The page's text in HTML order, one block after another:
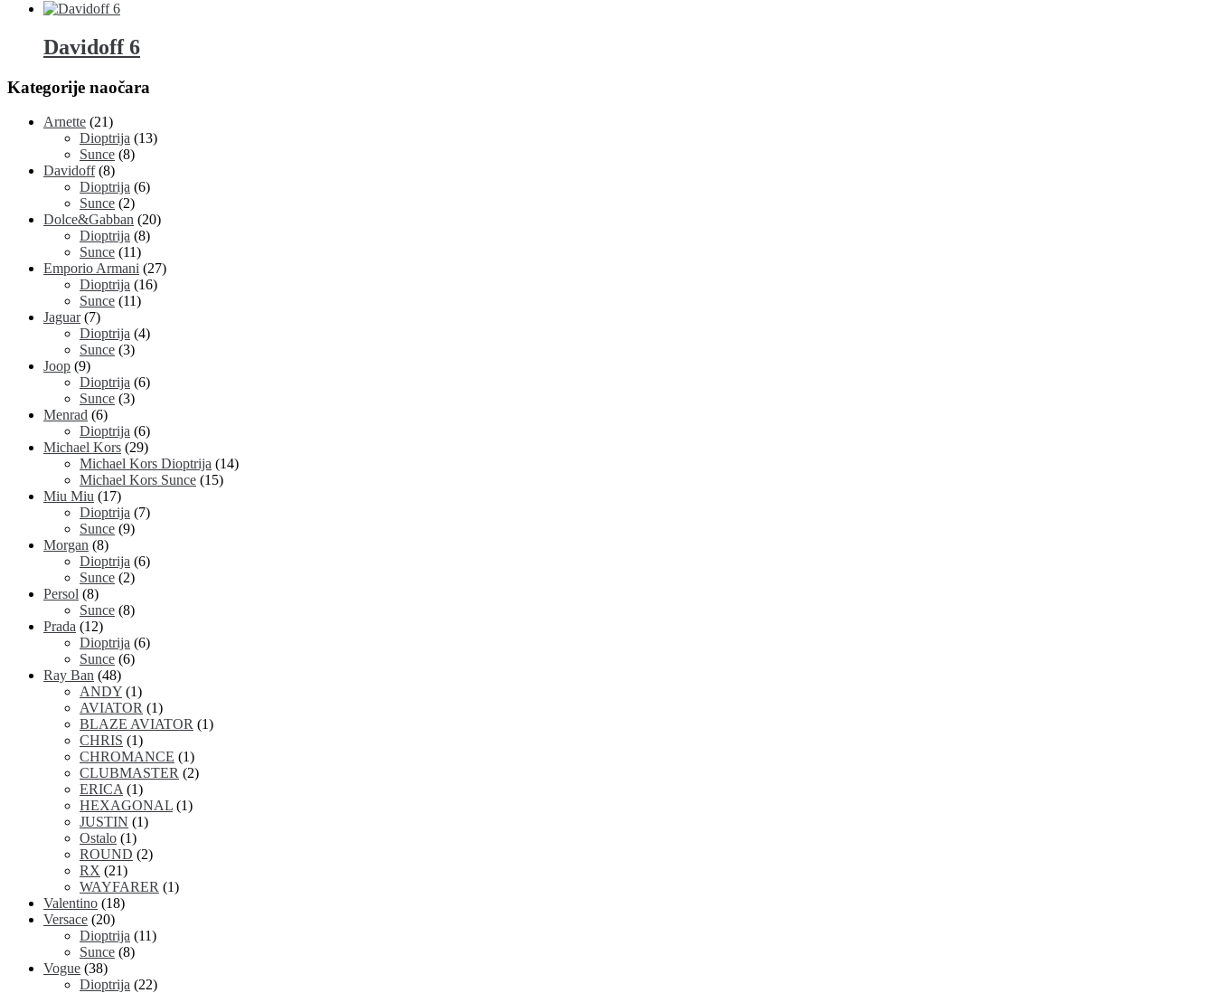
Davidoff 6
Kategorije naočara
Arnette (21)
Dioptrija (13)
Sunce (8)
Davidoff (8)
Dioptrija (6)
Sunce (2)
Dolce&Gabban (20)
Dioptrija (8)
Sunce (11)
Emporio Armani (27)
Dioptrija (16)
Sunce (11)
Jaguar (7)
Dioptrija (4)
Sunce (3)
Joop (9)
Dioptrija (6)
Sunce (3)
Menrad (6)
Dioptrija (6)
Michael Kors (29)
Michael Kors Dioptrija (14)
Michael Kors Sunce (15)
Miu Miu (17)
Dioptrija (7)
Sunce (9)
Morgan (8)
Dioptrija (6)
Sunce (2)
Persol (8)
Sunce (8)
Prada (12)
Dioptrija (6)
Sunce (6)
Ray Ban (48)
ANDY (1)
AVIATOR (1)
BLAZE AVIATOR (1)
CHRIS (1)
CHROMANCE (1)
CLUBMASTER (2)
ERICA (1)
HEXAGONAL (1)
JUSTIN (1)
Ostalo (1)
ROUND (2)
RX (21)
WAYFARER (1)
Valentino (18)
Versace (20)
Dioptrija (11)
Sunce (8)
Vogue (38)
Dioptrija (22)